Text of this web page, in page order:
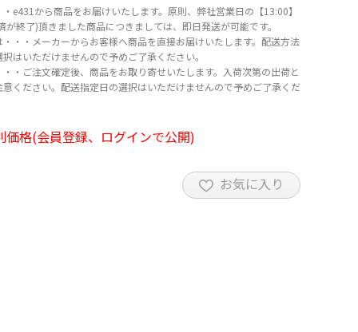
e431から商品をお届けいたします。原則、弊社営業日の【13:00】
が終了)頂きました商品につきましては、即日発送が可能です。
・・メーカーからお客様へ商品を直接お届けいたします。配送方法
はいただけませんので予めご了承ください。
・ご注文確定後、商品をお取り寄せいたします。入荷次第の出荷と
ください。配送指定日の選択はいただけませんので予めご了承くだ
価格(会員登録、ログインで公開)
お気に入り